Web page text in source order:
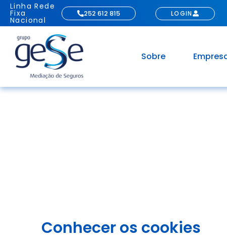
Linha Rede
Fixa
Nacional
252 612 815 LOGIN
Sobre
Conhecer os cookies